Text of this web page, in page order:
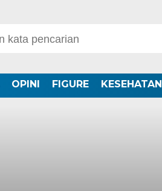
OPINI FIGURE KESEHATAN